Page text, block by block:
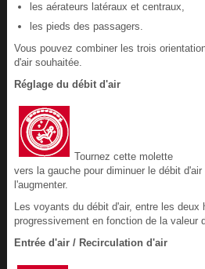
les aérateurs latéraux et centraux,
les pieds des passagers.
Vous pouvez combiner les trois
d'air souhaitée.
Réglage du débit d'air
Tournez cette molette
vers la gauche pour diminuer le débit
l'augmenter.
Les voyants du débit d'air, entre les deux
progressivement en fonction de la valeur
Entrée d'air / Recirculation d'air